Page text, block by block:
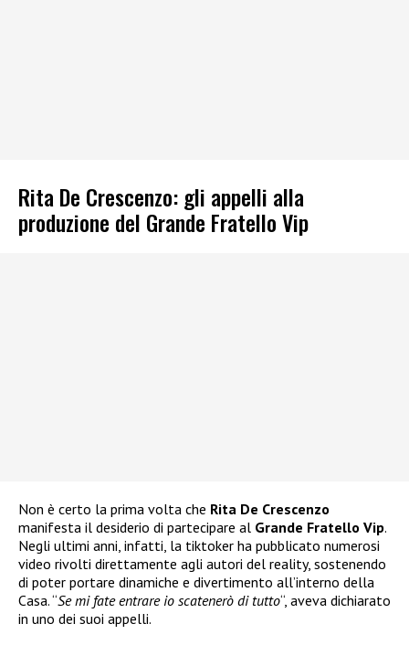
Rita De Crescenzo: gli appelli alla
produzione del Grande Fratello Vip
Non è certo la prima volta che Rita De Crescenzo
manifesta il desiderio di partecipare al Grande Fratello Vip.
Negli ultimi anni, infatti, la tiktoker ha pubblicato numerosi
video rivolti direttamente agli autori del reality, sostenendo
di poter portare dinamiche e divertimento all’interno della
Casa. “Se mi fate entrare io scatenerò di tutto“, aveva dichiarato
in uno dei suoi appelli.